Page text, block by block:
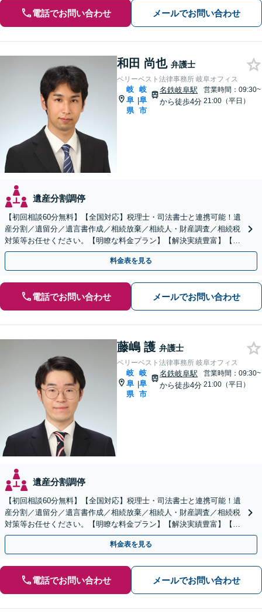
電話でお問い合わせ メールでお問い合わせ
和田 尚也 弁護士
ベリーベスト法律事務所 岐阜オフィス
岐
阜
県
|
岐
阜
市
名鉄岐阜駅
から徒歩4分
営業時間：09:30~
21:00（平日）
遺産分割調停
【初回相談60分無料】【全国対応】税理士・司法書士と連携可能！遺
産分割／遺留分／遺言書作成／相続放棄／相続人・財産調査／相続税
対策等お任せください。【明瞭な料金プラン】【解決実績豊富】【電
話相談可】
料金表を見る
電話でお問い合わせ メールでお問い合わせ
藤嶋 護 弁護士
ベリーベスト法律事務所 岐阜オフィス
岐
阜
県
|
岐
阜
市
名鉄岐阜駅
から徒歩4分
営業時間：09:30~
21:00（平日）
遺産分割調停
【初回相談60分無料】【全国対応】税理士・司法書士と連携可能！遺
産分割／遺留分／遺言書作成／相続放棄／相続人・財産調査／相続税
対策等お任せください。【明瞭な料金プラン】【解決実績豊富】【電
話相談可】
料金表を見る
電話でお問い合わせ メールでお問い合わせ